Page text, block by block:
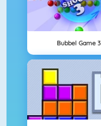
Bubbel Game 3